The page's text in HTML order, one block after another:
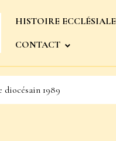
HISTOIRE ECCLÉSIALE
CONTACT
diocésain 1989